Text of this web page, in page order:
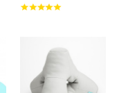
환 가능)
고